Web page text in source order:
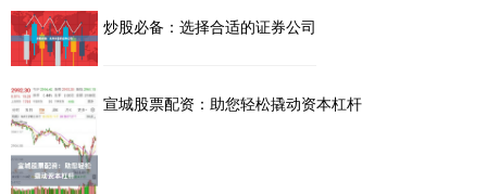
炒股必备：选择合适的证券公司
宣城股票配资：助您轻松撬动资本杠杆